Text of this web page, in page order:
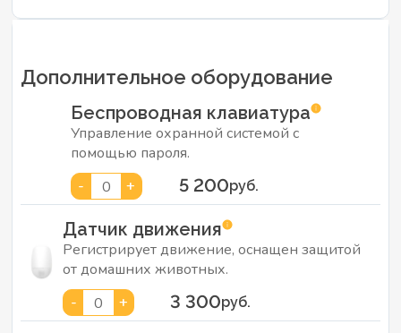
Дополнительное оборудование
Беспроводная клавиатура
Управление охранной системой с
помощью пароля.
-
0 + 5 200руб.
Датчик движения
Регистрирует движение, оснащен защитой
от домашних животных.
-
0 + 3 300руб.